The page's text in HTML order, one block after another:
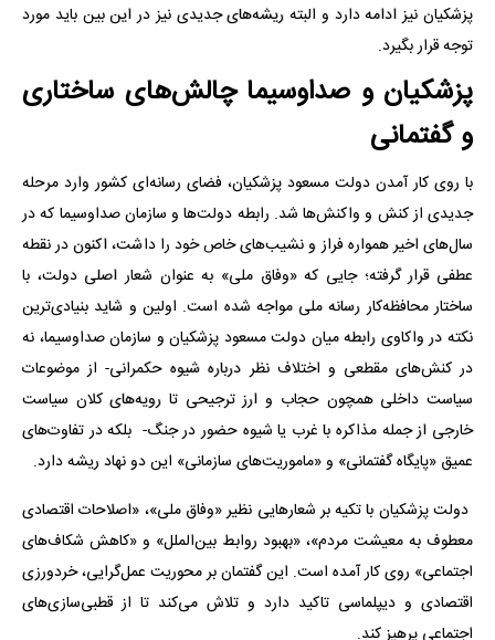
پزشکیان نیز ادامه دارد و البته ریشه‌های جدیدی نیز در این بین باید مورد
توجه قرار بگیرد.
‌پزشکیان و صداوسیما چالش‌های ساختاری
و گفتمانی
با روی کار آمدن دولت مسعود پزشکیان، فضای رسانه‌ای کشور وارد مرحله
جدیدی از کنش و واکنش‌ها شد. رابطه دولت‌ها و سازمان صداوسیما که در
سال‌های‌ اخیر همواره فراز و نشیب‌های خاص خود را داشت، اکنون در نقطه
عطفی قرار گرفته؛ جایی که «وفاق ملی» به عنوان شعار اصلی دولت، با
ساختار محافظه‌کار رسانه ملی مواجه شده است. اولین و شاید بنیادی‌ترین
نکته در واکاوی رابطه میان دولت مسعود پزشکیان و سازمان صداوسیما، نه
در کنش‌های مقطعی و اختلاف نظر درباره شیوه حکمرانی- از موضوعات
سیاست داخلی همچون حجاب و ارز ترجیحی تا رویه‌های کلان سیاست
خارجی از جمله مذاکره با غرب یا شیوه حضور در جنگ- بلکه در تفاوت‌های
عمیق «پایگاه گفتمانی» و «ماموریت‌های سازمانی» این دو نهاد ریشه دارد.
دولت پزشکیان با تکیه بر شعارهایی نظیر «وفاق ملی»، «اصلاحات اقتصادی
معطوف به معیشت مردم»، «بهبود روابط بین‌الملل» و «کاهش شکاف‌های
اجتماعی» روی کار آمده است. این گفتمان بر محوریت عمل‌گرایی، خردورزی
اقتصادی و دیپلماسی تاکید دارد و تلاش می‌کند تا از قطبی‌سازی‌های
اجتماعی پرهیز کند.